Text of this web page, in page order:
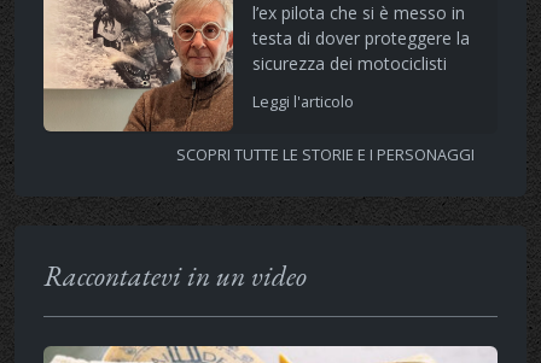
l’ex pilota che si è messo in
testa di dover proteggere la
sicurezza dei motociclisti
Leggi l'articolo
SCOPRI TUTTE LE STORIE E I PERSONAGGI
Raccontatevi in un video